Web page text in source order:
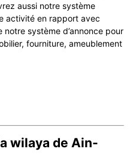
aussi notre système
activité en rapport avec
notre système d’annonce pour
fourniture, ameublement
wilaya de Ain-